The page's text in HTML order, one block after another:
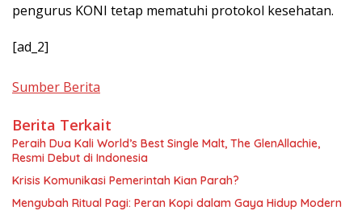
pengurus KONI tetap mematuhi protokol kesehatan.
[ad_2]
Sumber Berita
Berita Terkait
Peraih Dua Kali World’s Best Single Malt, The GlenAllachie,
Resmi Debut di Indonesia
Krisis Komunikasi Pemerintah Kian Parah?
Mengubah Ritual Pagi: Peran Kopi dalam Gaya Hidup Modern